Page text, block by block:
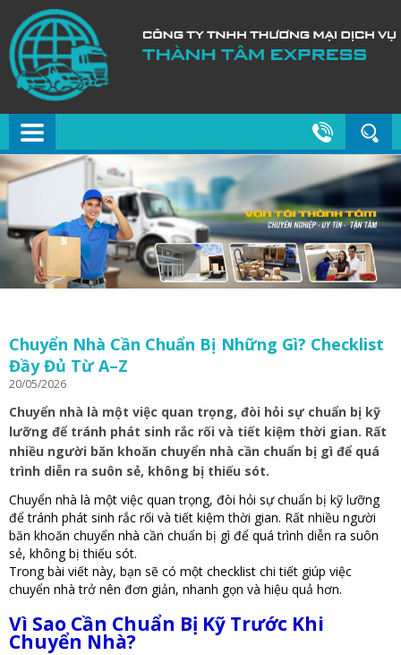
Chuyển Nhà Cần Chuẩn Bị Những Gì? Checklist
Đầy Đủ Từ A–Z
20/05/2026
Chuyển nhà là một việc quan trọng, đòi hỏi sự chuẩn bị kỹ
lưỡng để tránh phát sinh rắc rối và tiết kiệm thời gian. Rất
nhiều người băn khoăn chuyển nhà cần chuẩn bị gì để quá
trình diễn ra suôn sẻ, không bị thiếu sót.
Chuyển nhà là một việc quan trọng, đòi hỏi sự chuẩn bị kỹ lưỡng
để tránh phát sinh rắc rối và tiết kiệm thời gian. Rất nhiều người
băn khoăn chuyển nhà cần chuẩn bị gì để quá trình diễn ra suôn
sẻ, không bị thiếu sót.
Trong bài viết này, bạn sẽ có một checklist chi tiết giúp việc
chuyển nhà trở nên đơn giản, nhanh gọn và hiệu quả hơn.
Vì Sao Cần Chuẩn Bị Kỹ Trước Khi
Chuyển Nhà?